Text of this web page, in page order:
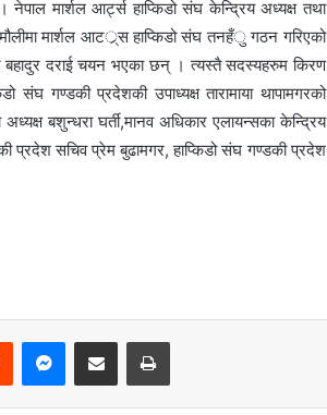
मार्शल आर्ट्स हाप्किडो संघ केन्द्रिय अध्यक्ष तथा
दमौलीमा मार्शल आटर््स हाप्किडो संघ तनहँु गठन गरिएको
बहादुर दराई चयन भएका छन् । त्यस्तै सदस्यहरुम किरण
गण्डकी प्रदेशकी उपाध्यक्ष तारामाया थापामगरको
बशुन्धरा घर्ती,मानव अधिकार एलायन्सका केन्द्रिय
प्रदेश सचिव प्रेम बुढामगर, हाप्किडो संघ गण्डकी प्रदेश